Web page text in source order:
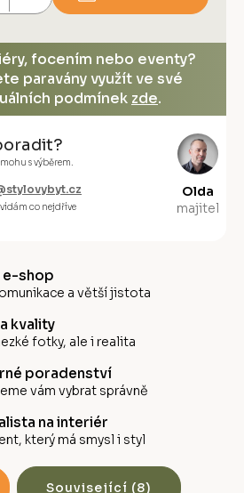
focením nebo eventy?
paravány využít ve své
podmínek zde.
s výběrem.
co nejdříve
Olda
majitel
e-shop
a větší jistota
kvality
fotky, ale i realita
poradenství
vám vybrat správně
na interiér
který má smysl i styl
Související (8)